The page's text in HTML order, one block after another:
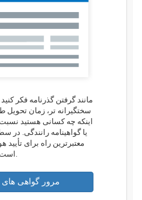
سختگیرانه تر، زمان تحویل
اینکه چه کسانی هستید
یا گواهینامه رانندگی. در
معتبرترین راه برای
است.
مرور گواهی های